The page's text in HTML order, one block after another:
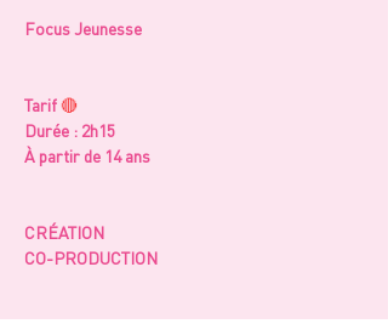
Focus Jeunesse
Tarif 🔴
Durée : 2h15
À partir de 14 ans
CRÉATION
CO-PRODUCTION